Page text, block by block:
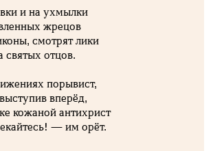
и на ухмылки
жрецов
смотрят лики
святых отцов.
порывист,
вперёд,
кожаной антихрист
— им орёт.